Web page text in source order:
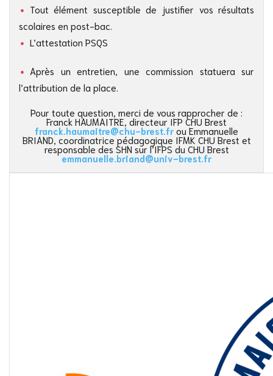
Tout élément susceptible de justifier vos résultats
scolaires en post-bac.
L’attestation PSQS
Après un entretien, une commission statuera sur
l’attribution de la place.
Pour toute question, merci de vous rapprocher de :
Franck HAUMAITRE, directeur IFP CHU Brest
franck.haumaitre@chu-brest.fr ou Emmanuelle
BRIAND, coordinatrice pédagogique IFMK CHU Brest et
responsable des SHN sur l’IFPS du CHU Brest
emmanuelle.briand@univ-brest.fr